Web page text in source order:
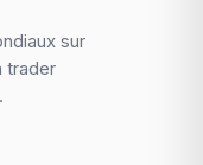
sur
trader